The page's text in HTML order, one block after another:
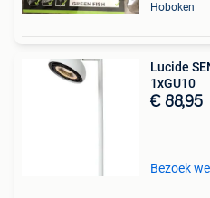
Hoboken
Lucide
1xGU10
€ 88,95
Bezoek